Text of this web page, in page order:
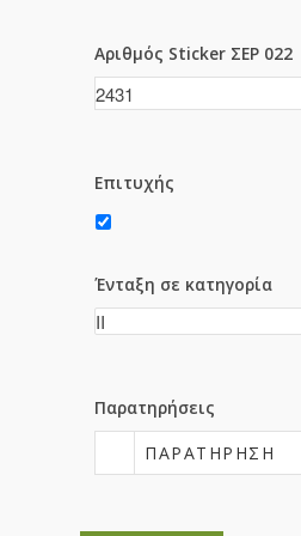
Αριθμός Sticker ΣΕΡ 022
Επιτυχής
Ένταξη σε κατηγορία
Παρατηρήσεις
ΠΑΡΑΤΉΡΗΣΗ